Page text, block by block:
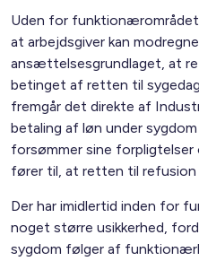
Uden for
at arbejdsgiver kan
ansættelsesgrundlaget, at
betinget af retten til
fremgår det direkte af
betaling af løn under
forsømmer sine
fører til, at retten til refusion
Der har imidlertid inden for
noget større usikkerhed,
sygdom følger af